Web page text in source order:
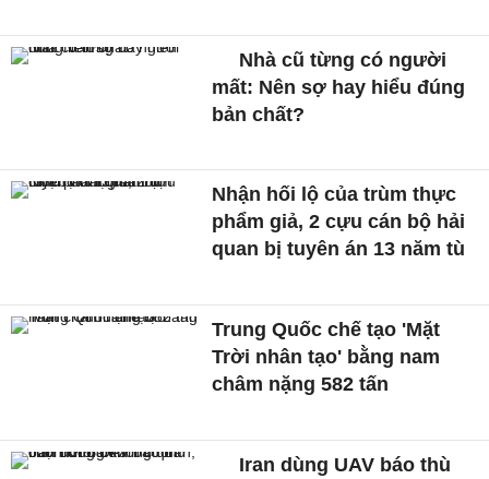
Nhà cũ từng có người
mất: Nên sợ hay hiểu đúng
bản chất?
Nhận hối lộ của trùm thực
phẩm giả, 2 cựu cán bộ hải
quan bị tuyên án 13 năm tù
Trung Quốc chế tạo 'Mặt
Trời nhân tạo' bằng nam
châm nặng 582 tấn
Iran dùng UAV báo thù